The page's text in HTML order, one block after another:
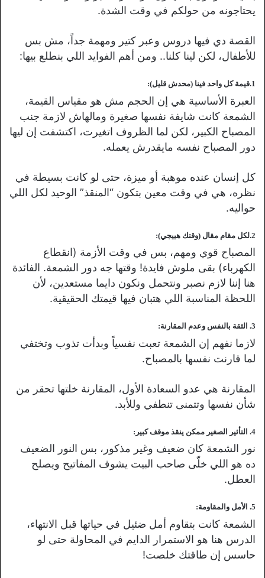
يحتاجونه من حولكم في وقت الشدة.
القصة دي فيها دروس وعبر كتير ومهمة جداً، مش بس
للأطفال، لكن لينا كلنا.. ومن أهم الفوايد اللي بنطلع بيها:
1.قيمة كل واحد فينا (محدش قليل):
العبرة الأساسية هي إن الحجم مش هو مقياس القيمة،
الشمعة كانت شايفة نفسها صغيرة ومالهاش لازمة جنب
المصباح الكبير، لكن لما الظروف اتغيرت، اكتشفت إن ليها
دور المصباح نفسه مايقدرش يعمله.
كل إنسان عنده موهبة أو ميزة، حتى لو كانت بسيطة في
نظره، هي في وقت معين بتكون “المنقذ” الوحيد لكل اللي
حواليه.
2.لكل مقام مقال (وقتك هييجي):
المصباح قوي ومهم، بس في وقت الأزمة (انقطاع
الكهرباء) بقى ملوش فايدة! وقتها جه دور الشمعة. الفائدة
هنا إننا لازم نصبر ونتحمل ونكون دايما مستعدين، لأن
اللحظة المناسبة اللي هتبان فيها قيمتك الحقيقية.
3. الثقة بالنفس وعدم المقارنة:
لازما نفهم إن الشمعة تعبت نفسياً وبدأت تذوب وتختفي
لما قارنت نفسها بالمصباح.
المقارنة هي عدو السعادة الأول، المقارنة خلتها تحقر من
شأن نفسها وتتمنى تنطفي وللأبد.
4. التأثير الصغير ممكن ينقذ موقف كبير:
نور الشمعة كان ضعيف وغير مذكور، بس النور الضعيف
ده هو اللي خلّى صاحب البيت يشوف المفاتيح ويصلح
العطل.
5. الأمل والمقاومة:
الشمعة كانت بتقاوم أمل ضئيل في حياتها قبل الانتهاء،
الدرس هنا هو الاستمرار الدايم في المحاولة حتى لو
حاسس إن طاقتك خلصت!